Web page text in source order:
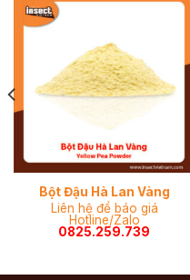
Bột Đậu Hà Lan Vàng
Liên hệ để báo giá
Hotline/Zalo
0825.259.739